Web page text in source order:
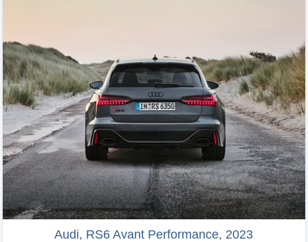
Audi, RS6 Avant Performance, 2023